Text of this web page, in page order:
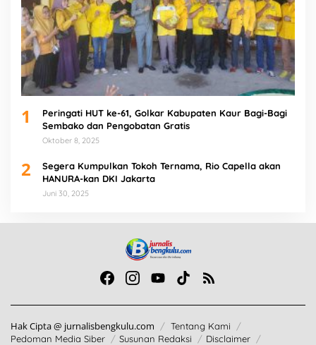
1
Peringati HUT ke-61, Golkar Kabupaten Kaur Bagi-Bagi
Sembako dan Pengobatan Gratis
Oktober 8, 2025
2
Segera Kumpulkan Tokoh Ternama, Rio Capella akan
HANURA-kan DKI Jakarta
Juni 30, 2025
Hak Cipta @ jurnalisbengkulu.com
Tentang Kami
Pedoman Media Siber
Susunan Redaksi Disclaimer